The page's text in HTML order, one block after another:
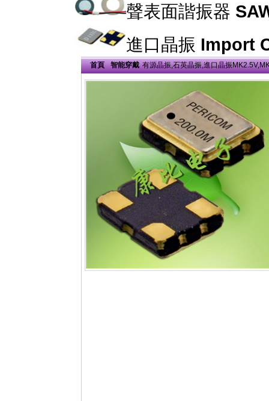
聲表面諧振器
進口晶振 Import
首頁 智能穿戴 有源晶振,石英晶振,進口晶振